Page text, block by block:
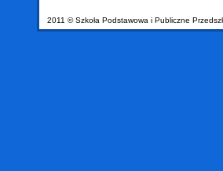
2011 © Szkoła Podstawowa i Publiczne